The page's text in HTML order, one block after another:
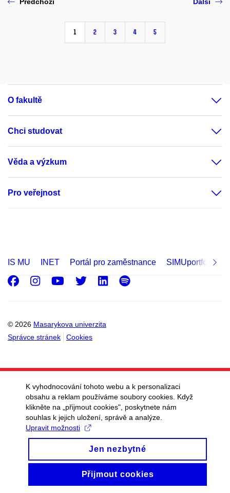
Předchozí
1 2 3 4 5
Další
O fakultě
Chci studovat
Věda a výzkum
Pro veřejnost
IS MU INET Portál pro zaměstnance SIMUportfolio
© 2026 Masarykova univerzita
Správce stránek
Cookies
Facebook
Instagram
Youtube
Twitter
LinkedIn
Spotify
K vyhodnocování tohoto webu a k personalizaci
obsahu a reklam používáme soubory cookies. Když
klikněte na „přijmout cookies", poskytnete nám
souhlas k jejich uložení, správě a analýze.
Upravit možnosti
Jen nezbytné
Přijmout cookies